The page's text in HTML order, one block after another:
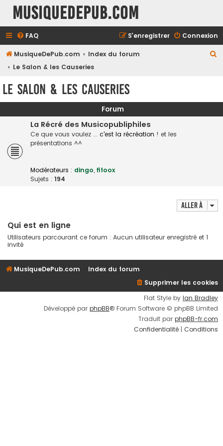
MusiqueDePub.com
FAQ Connexion
S’enregistrer
MusiqueDePub.com
Index du forum
Le Salon & les Causeries
r
Le Salon & les Causeries
Forum
La Récré des Musicopubliphiles
Ce que vous voulez ... c'est la récréation ! et les
présentations ^^
Modérateurs : dingo, fifoox
Sujets : 194
Aller à
Qui est en ligne
Utilisateurs parcourant ce forum : Aucun utilisateur enregistré et 1
invité
MusiqueDePub.com
Index du forum
Supprimer les cookies
Flat Style by Ian Bradley
Développé par phpBB® Forum Software © phpBB Limited
Traduit par phpBB-fr.com
Confidentialité | Conditions